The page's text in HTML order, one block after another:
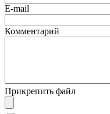
E-mail
Комментарий
Прикрепить файл